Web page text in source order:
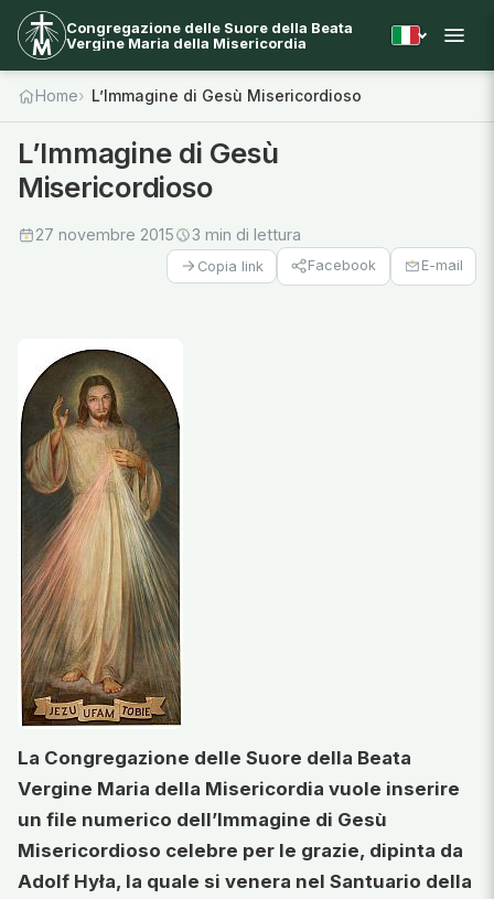
Congregazione delle Suore della Beata
Vergine Maria della Misericordia
Home L’Immagine di Gesù Misericordioso
L’Immagine di Gesù
Misericordioso
27 novembre 2015 3 min di lettura
Copia link Facebook E-mail
La Congregazione delle Suore della Beata
Vergine Maria della Misericordia vuole inserire
un file numerico dell’Immagine di Gesù
Misericordioso celebre per le grazie, dipinta da
Adolf Hyła, la quale si venera nel Santuario della